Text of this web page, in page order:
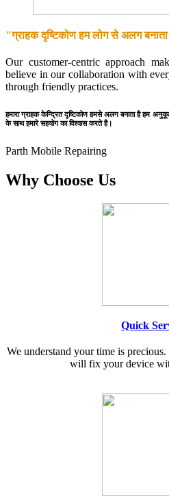
"ग्राहक दृष्टिकोण हम लोग से अलग
Our customer-centric approach
believe in our collaboration with
through friendly practices.
हमारा ग्राहक केन्द्रित दृष्टिकोण हमसे अलग बनाता है हम
के साथ हमारे सहयोग का विश्वास करते है।
Parth Mobile Repairing
Why Choose Us
Quick
We understand your time is
will fix your device